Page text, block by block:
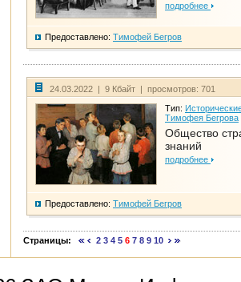
подробнее
Предоставлено: Тимофей Бегров
24.03.2022 | 9 Кбайт | просмотров: 701
Тип:
Тимофея Бегрова
Общество
знаний
подробнее
Предоставлено: Тимофей Бегров
Страницы: 2 3 4 5 6 7 8 9 10